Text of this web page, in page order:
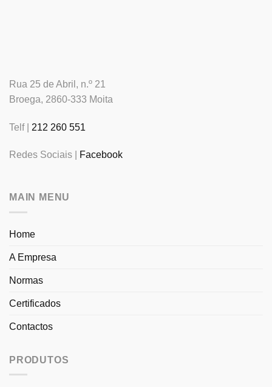
Rua 25 de Abril, n.º 21
Broega, 2860-333 Moita
Telf | 212 260 551
Redes Sociais | Facebook
MAIN MENU
Home
A Empresa
Normas
Certificados
Contactos
PRODUTOS